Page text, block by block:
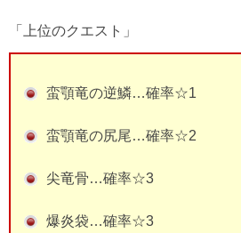
「上位のクエスト」
蛮顎竜の逆鱗…確率☆1
蛮顎竜の尻尾…確率☆2
尖竜骨…確率☆3
爆炎袋…確率☆3